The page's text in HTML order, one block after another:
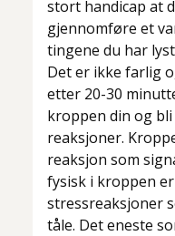
stort handicap at
gjennomføre et
tingene du har
Det er ikke farlig
etter 20-30
kroppen din og
reaksjoner.
reaksjon som
fysisk i kroppen
stressreaksjoner
tåle. Det eneste